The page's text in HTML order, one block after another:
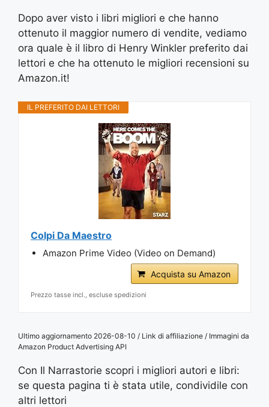
Dopo aver visto i libri migliori e che hanno
ottenuto il maggior numero di vendite, vediamo
ora quale è il libro di Henry Winkler preferito dai
lettori e che ha ottenuto le migliori recensioni su
Amazon.it!
IL PREFERITO DAI LETTORI
Colpi Da Maestro
Amazon Prime Video (Video on Demand)
Acquista su Amazon
Prezzo tasse incl., escluse spedizioni
Ultimo aggiornamento 2026-08-10 / Link di affiliazione / Immagini da
Amazon Product Advertising API
Con Il Narrastorie scopri i migliori autori e libri:
se questa pagina ti è stata utile, condividile con
altri lettori